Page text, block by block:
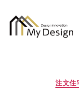
注文住